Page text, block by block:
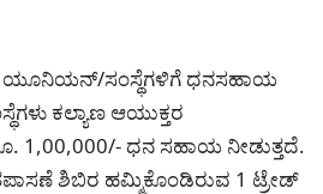
ಯೂನಿಯನ್/ಸಂಸ್ಥೆಗಳಿಗೆ ಧನಸಹಾಯ
ಕಲ್ಯಾಣ ಆಯುಕ್ತರ
1,00,000/- ಧನ ಸಹಾಯ ನೀಡುತ್ತದೆ.
ಶಿಬಿರ ಹಮ್ಮಿಕೊಂಡಿರುವ 1 ಟ್ರೇಡ್